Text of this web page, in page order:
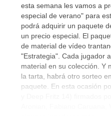
esta semana les vamos a
especial de verano" para
podrá adquirir un paquete
un precio especial. El
de material de vídeo
"Estrategia". Cada jugador
material en su colección. Y
la tarta, habrá otro sorteo
paquete. En esta ocasión